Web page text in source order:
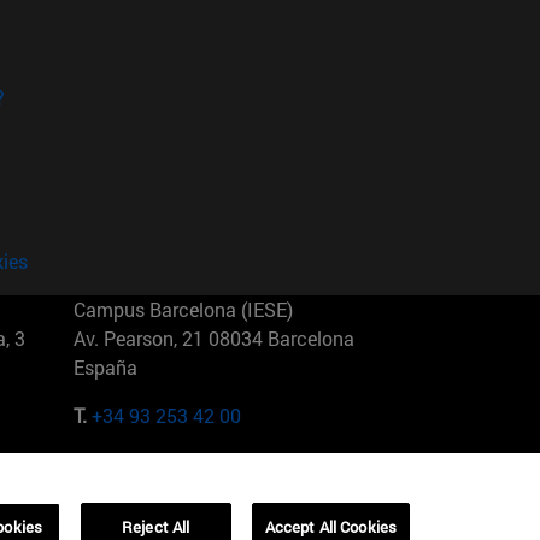
3
Campus Barcelona (IESE)
Av. Pearson, 21 08034 Barcelona
España
T.+34 93 253 42 00
01321001 Bela Vista Brasil
Reject All Accept All Cookies